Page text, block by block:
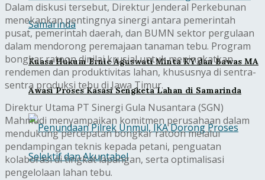
Kuasa Hukum Ernie Aguswati Minta KY dan Bawas MA
Awasi Proses Kasasi Sengketa Lahan di Samarinda
Dalam diskusi tersebut, Direktur Jenderal Perkebunan
menekankan pentingnya sinergi antara pemerintah
pusat, pemerintah daerah, dan BUMN sektor pergulaan
dalam mendorong peremajaan tanaman tebu. Program
bongkar ratoon dinilai krusial untuk meningkatkan
rendemen dan produktivitas lahan, khususnya di sentra-
sentra produksi tebu di Jawa Timur.
Direktur Utama PT Sinergi Gula Nusantara (SGN)
Mahmudi menyampaikan komitmen perusahaan dalam
mendukung percepatan bongkar ratoon melalui
pendampingan teknis kepada petani, penguatan
kolaborasi di tingkat lapangan, serta optimalisasi
pengelolaan lahan tebu.